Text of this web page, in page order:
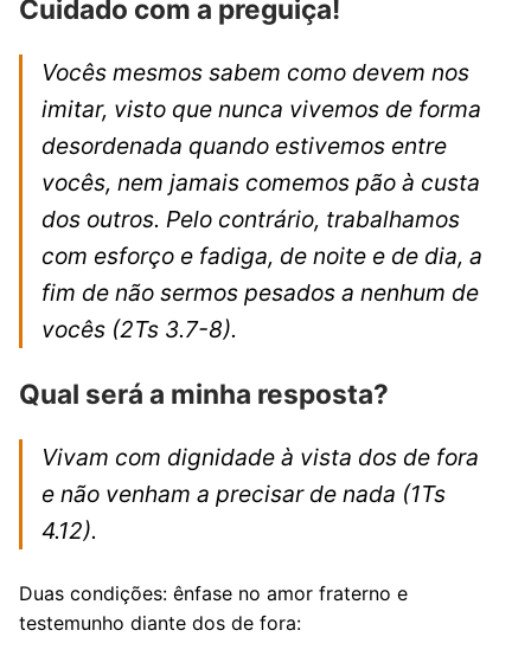
Cuidado com a preguiça!
Vocês mesmos sabem como devem nos
imitar, visto que nunca vivemos de forma
desordenada quando estivemos entre
vocês, nem jamais comemos pão à custa
dos outros. Pelo contrário, trabalhamos
com esforço e fadiga, de noite e de dia, a
fim de não sermos pesados a nenhum de
vocês (2Ts 3.7-8).
Qual será a minha resposta?
Vivam com dignidade à vista dos de fora
e não venham a precisar de nada (1Ts
4.12).
Duas condições: ênfase no amor fraterno e
testemunho diante dos de fora: